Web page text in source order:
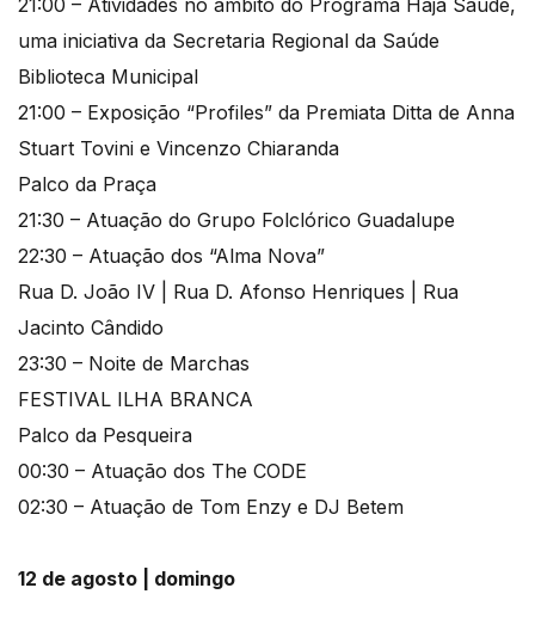
21:00 – Atividades no âmbito do Programa Haja Saúde,
uma iniciativa da Secretaria Regional da Saúde
Biblioteca Municipal
21:00 – Exposição “Profiles” da Premiata Ditta de Anna
Stuart Tovini e Vincenzo Chiaranda
Palco da Praça
21:30 – Atuação do Grupo Folclórico Guadalupe
22:30 – Atuação dos “Alma Nova”
Rua D. João IV | Rua D. Afonso Henriques | Rua
Jacinto Cândido
23:30 – Noite de Marchas
FESTIVAL ILHA BRANCA
Palco da Pesqueira
00:30 – Atuação dos The CODE
02:30 – Atuação de Tom Enzy e DJ Betem
12 de agosto | domingo